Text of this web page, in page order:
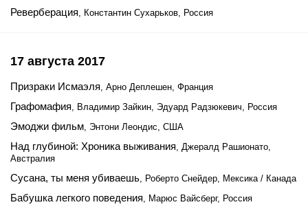
Реверберация, Константин Сухарьков, Россия
17 августа 2017
Призраки Исмаэля, Арно Деплешен, Франция
Графомафия, Владимир Зайкин, Эдуард Радзюкевич, Россия
Эмоджи фильм, Энтони Леондис, США
Над глубиной: Хроника выживания, Джералд Рашионато,
Австралия
Сусана, ты меня убиваешь, Роберто Снейдер, Мексика / Канада
Бабушка легкого поведения, Марюс Вайсберг, Россия